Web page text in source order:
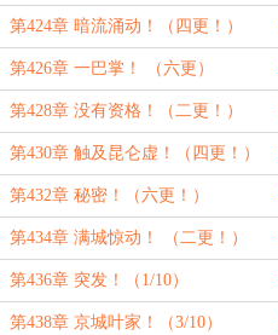
第424章 暗流涌动！（四更！）
第426章 一巴掌！ （六更）
第428章 没有资格！（二更！）
第430章 触及昆仑虚！（四更！）
第432章 秘密！（六更！）
第434章 满城惊动！ （二更！）
第436章 突发！（1/10）
第438章 京城叶家！（3/10）